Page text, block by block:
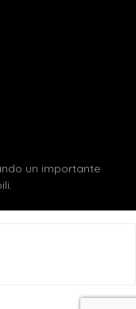
un importante